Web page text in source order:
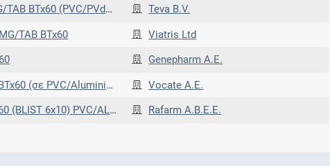
PVdC-ALU) (PVC/PVdC-ALU) Teva B.V.
TAB BTx60 Viatris Ltd
Genepharm Α.Ε.
Blister) (σε PVC/Aluminium Blister) Vocate Α.Ε.
6x10) PVC/ALU PVC/ALU Rafarm Α.Β.Ε.Ε.